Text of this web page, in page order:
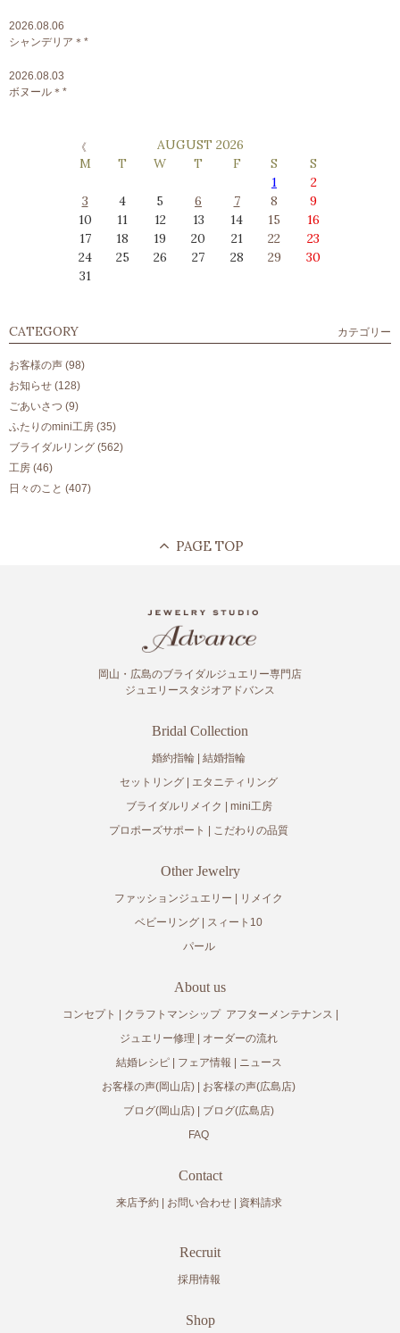
2026.08.06
シャンデリア＊*
2026.08.03
ボヌール＊*
AUGUST 2026
M
T W T F S
S
1
2
3
4 5 6 7 8
9
10
11 12 13 14 15
16
17
18 19 20 21 22
23
24
25 26 27 28 29
30
31
CATEGORY カテゴリー
お客様の声 (98)
お知らせ (128)
ごあいさつ (9)
ふたりのmini工房 (35)
ブライダルリング (562)
工房 (46)
日々のこと (407)
岡山・広島のブライダルジュエリー専門店
ジュエリースタジオアドバンス
Bridal Collection
婚約指輪
結婚指輪
セットリング
エタニティリング
ブライダルリメイク
mini工房
プロポーズサポート
こだわりの品質
Other Jewelry
ファッションジュエリー
リメイク
ベビーリング
スィート10
パール
About us
コンセプト クラフトマンシップ アフターメンテナンス
ジュエリー修理
オーダーの流れ
結婚レシピ
フェア情報
ニュース
お客様の声(岡山店)
お客様の声(広島店)
ブログ(岡山店)
ブログ(広島店)
FAQ
Contact
来店予約 お問い合わせ 資料請求
Recruit
採用情報
Shop